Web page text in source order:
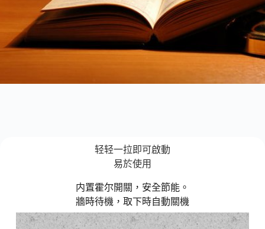
轻轻一拉即可啟動
易於使用
内置霍尔開關，安全節能。
牆時待機，取下時自動關機